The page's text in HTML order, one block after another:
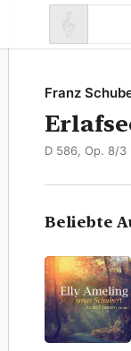
Franz
D 586, Op. 8/3
Beliebte